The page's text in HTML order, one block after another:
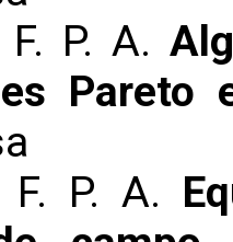
F. P. A.
Pareto
F. P. A.